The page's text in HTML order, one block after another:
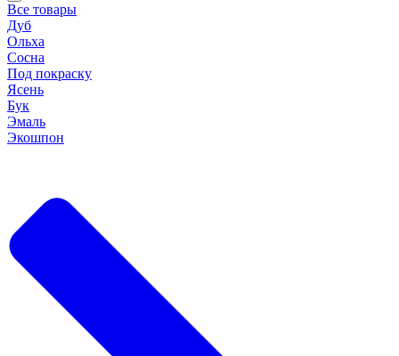
Все товары
Дуб
Ольха
Сосна
Под покраску
Ясень
Бук
Эмаль
Экошпон